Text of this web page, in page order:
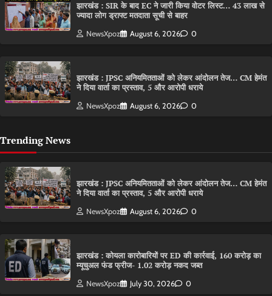
झारखंड : SIR के बाद EC ने जारी किया वोटर लिस्ट… 43 लाख से
ज्यादा लोग ड्राफ्ट मतदाता सूची से बाहर
NewsXpoz August 6, 2026 0
झारखंड : JPSC अनियमितताओं को लेकर आंदोलन तेज… CM हेमंत
ने दिया वार्ता का प्रस्ताव, 5 और आरोपी धराये
NewsXpoz August 6, 2026 0
Trending News
झारखंड : JPSC अनियमितताओं को लेकर आंदोलन तेज… CM हेमंत
ने दिया वार्ता का प्रस्ताव, 5 और आरोपी धराये
NewsXpoz August 6, 2026 0
झारखंड : कोयला कारोबारियों पर ED की कार्रवाई, 160 करोड़ का
म्यूचुअल फंड फ्रीज- 1.02 करोड़ नकद जब्त
NewsXpoz July 30, 2026 0